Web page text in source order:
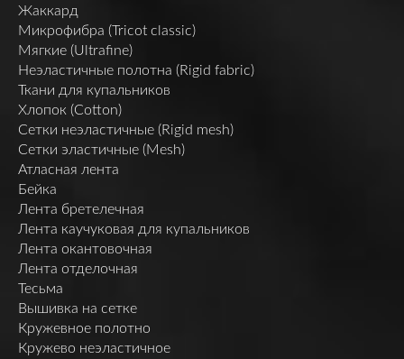
Жаккард
Микрофибра (Tricot classic)
Мягкие (Ultrafine)
Неэластичные полотна (Rigid fabric)
Ткани для купальников
Хлопок (Cotton)
Сетки неэластичные (Rigid mesh)
Сетки эластичные (Mesh)
Атласная лента
Бейка
Лента бретелечная
Лента каучуковая для купальников
Лента окантовочная
Лента отделочная
Тесьма
Вышивка на сетке
Кружевное полотно
Кружево неэластичное